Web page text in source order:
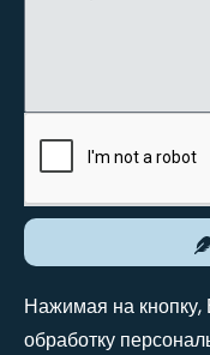
Нажимая на кнопку,
обработку